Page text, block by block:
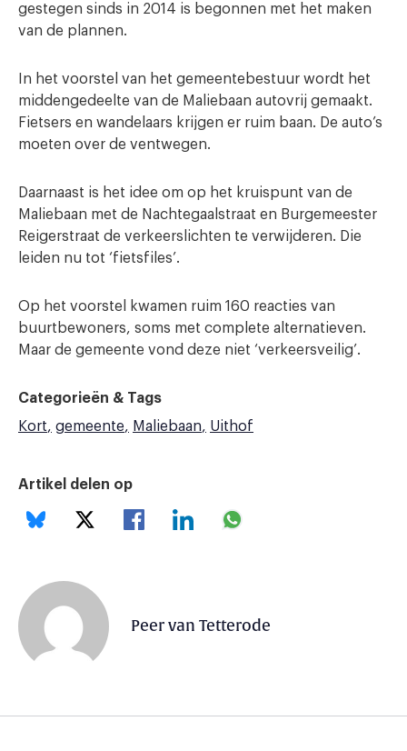
gestegen sinds in 2014 is begonnen met het maken
van de plannen.
In het voorstel van het gemeentebestuur wordt het
middengedeelte van de Maliebaan autovrij gemaakt.
Fietsers en wandelaars krijgen er ruim baan. De auto’s
moeten over de ventwegen.
Daarnaast is het idee om op het kruispunt van de
Maliebaan met de Nachtegaalstraat en Burgemeester
Reigerstraat de verkeerslichten te verwijderen. Die
leiden nu tot ‘fietsfiles’.
Op het voorstel kwamen ruim 160 reacties van
buurtbewoners, soms met complete alternatieven.
Maar de gemeente vond deze niet ‘verkeersveilig’.
Categorieën & Tags
Kort
gemeente Maliebaan Uithof
Artikel delen op
Peer van Tetterode